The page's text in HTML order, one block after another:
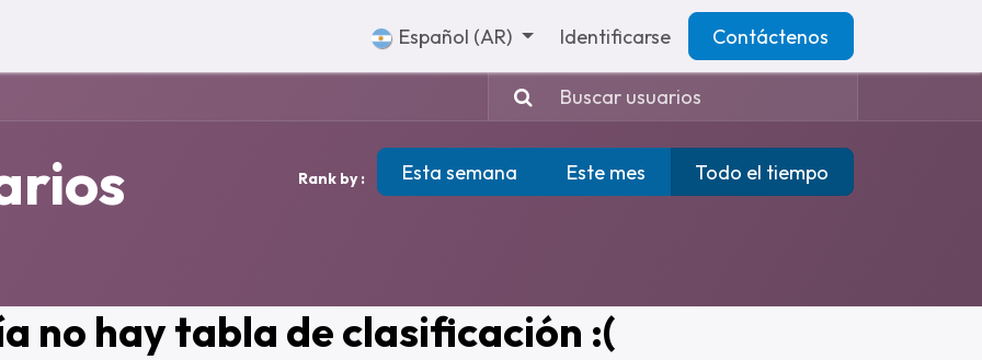
Español (AR) Identificarse Contáctenos
Rank by : Esta semana Este mes Todo el tiempo
no hay tabla de clasificación :(